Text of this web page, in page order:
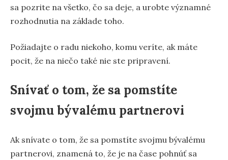
sa pozrite na všetko, čo sa deje, a urobte významné
rozhodnutia na základe toho.
Požiadajte o radu niekoho, komu veríte, ak máte
pocit, že na niečo také nie ste pripravení.
Snívať o tom, že sa pomstíte
svojmu bývalému partnerovi
Ak snívate o tom, že sa pomstíte svojmu bývalému
partnerovi, znamená to, že je na čase pohnúť sa